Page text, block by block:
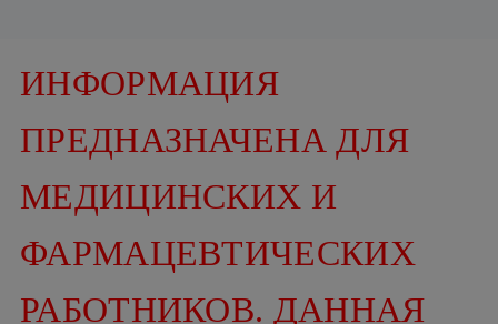
ИНФОРМАЦИЯ
ПРЕДНАЗНАЧЕНА ДЛЯ
МЕДИЦИНСКИХ И
ФАРМАЦЕВТИЧЕСКИХ
РАБОТНИКОВ. ДАННАЯ